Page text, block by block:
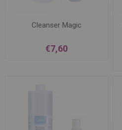
Cleanser Magic
€7,60